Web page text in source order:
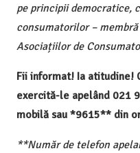
pe principii democratice,
consumatorilor –
Asociațiilor de
Fii informat! Ia atitudine!
exercită-le apelând 021
mobilă sau *9615** din
**Număr de telefon